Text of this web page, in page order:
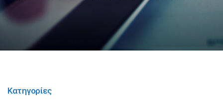
Κατηγορίες